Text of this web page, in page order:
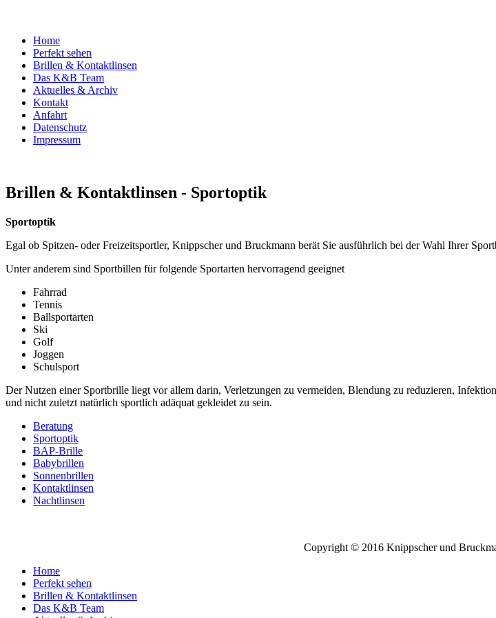
Home
Perfekt sehen
Brillen & Kontaktlinsen
Das K&B Team
Aktuelles & Archiv
Kontakt
Anfahrt
Datenschutz
Impressum
Brillen & Kontaktlinsen - Sportoptik
Sportoptik
Egal ob Spitzen- oder Freizeitsportler, Knippscher und Bruckmann berät Sie ausführlich bei der Wahl Ihrer
Unter anderem sind Sportbillen für folgende Sportarten hervorragend geeignet
Fahrrad
Tennis
Ballsportarten
Ski
Golf
Joggen
Schulsport
Der Nutzen einer Sportbrille liegt vor allem darin, Verletzungen zu vermeiden, Blendung zu reduzieren,
und nicht zuletzt natürlich sportlich adäquat gekleidet zu sein.
Beratung
Sportoptik
BAP-Brille
Babybrillen
Sonnenbrillen
Kontaktlinsen
Nachtlinsen
Copyright © 2016 Knippscher und
Home
Perfekt sehen
Brillen & Kontaktlinsen
Das K&B Team